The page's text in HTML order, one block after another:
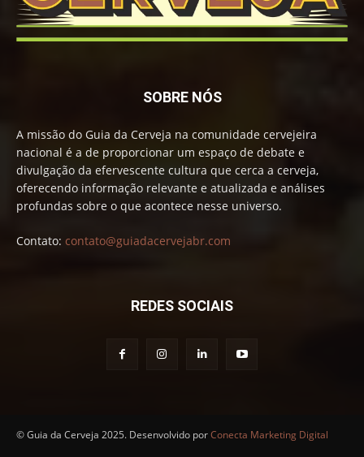
SOBRE NÓS
A missão do Guia da Cerveja na comunidade cervejeira
nacional é a de proporcionar um espaço de debate e
divulgação da efervescente cultura que cerca a cerveja,
oferecendo informação relevante e atualizada e análises
profundas sobre o que acontece nesse universo.
Contato: contato@guiadacervejabr.com
REDES SOCIAIS
© Guia da Cerveja 2025. Desenvolvido porConecta Marketing Digital